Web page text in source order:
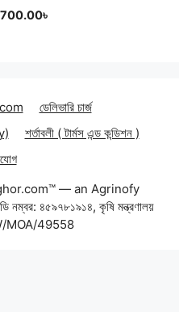
700.00৳Price
ডেলিভারি চার্জ
শর্তাবলী ( টার্মস এন্ড কন্ডিশন )
— an Agrinofy
নম্বর: ৪৫৯৭৮১৯১৪, কৃষি মন্ত্রণালয়
MOA/49558